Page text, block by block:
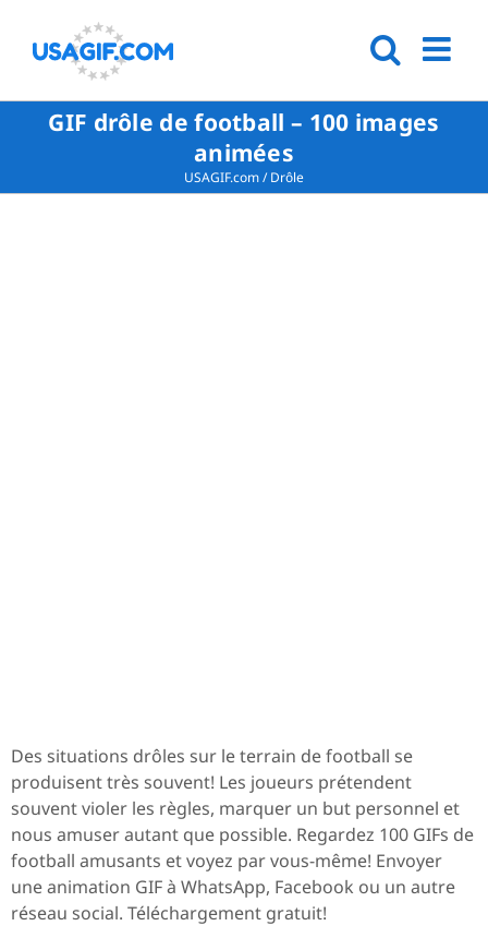
GIF drôle de football – 100 images
animées
USAGIF.com/Drôle
Des situations drôles sur le terrain de football se
produisent très souvent! Les joueurs prétendent
souvent violer les règles, marquer un but personnel et
nous amuser autant que possible. Regardez 100 GIFs de
football amusants et voyez par vous-même! Envoyer
une animation GIF à WhatsApp, Facebook ou un autre
réseau social. Téléchargement gratuit!